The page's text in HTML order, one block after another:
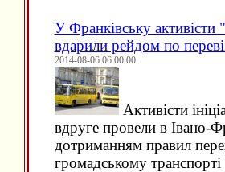
У Франківську
вдарили рейдом по
2014-08-06 06:00:00
Активісти
вдруге провели в Івано-
дотриманням правил
громадському